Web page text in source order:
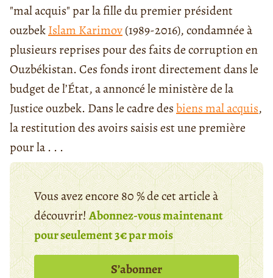
"mal acquis" par la fille du premier président
ouzbekIslam Karimov(1989-2016), condamnée à
plusieurs reprises pour des faits de corruption en
Ouzbékistan. Ces fonds iront directement dans le
budget de l’État, a annoncé le ministère de la
Justice ouzbek. Dans le cadre desbiens mal acquis,
la restitution des avoirs saisis est une première
pour la . . .
Vous avez encore 80 % de cet article à
découvrir!Abonnez-vous maintenant
pour seulement 3€ par mois
S’abonner